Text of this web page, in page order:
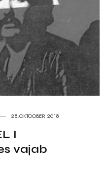
28.OKTOOBER 2018
I
vajab